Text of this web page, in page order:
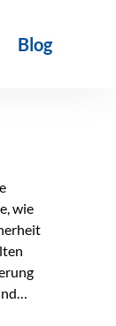
Blog
wie